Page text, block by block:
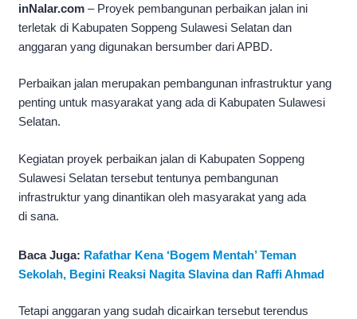
inNalar.com – Proyek pembangunan perbaikan jalan ini
terletak di Kabupaten Soppeng Sulawesi Selatan dan
anggaran yang digunakan bersumber dari APBD.
Perbaikan jalan merupakan pembangunan infrastruktur yang
penting untuk masyarakat yang ada di Kabupaten Sulawesi
Selatan.
Kegiatan proyek perbaikan jalan di Kabupaten Soppeng
Sulawesi Selatan tersebut tentunya pembangunan
infrastruktur yang dinantikan oleh masyarakat yang ada
di sana.
Baca Juga: Rafathar Kena ‘Bogem Mentah’ Teman
Sekolah, Begini Reaksi Nagita Slavina dan Raffi Ahmad
Tetapi anggaran yang sudah dicairkan tersebut terendus